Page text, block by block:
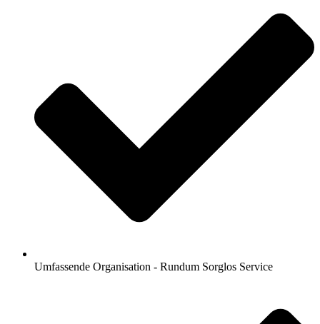
Umfassende Organisation - Rundum Sorglos Service